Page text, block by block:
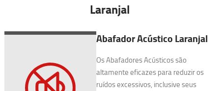
Laranjal
Abafador Acústico Laranjal
Os Abafadores Acústicos são
altamente eficazes para reduzir os
ruídos excessivos, inclusive seus